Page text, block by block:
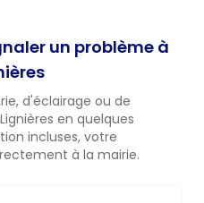
un problème à
d'éclairage ou de
en quelques
incluses, votre
à la mairie.